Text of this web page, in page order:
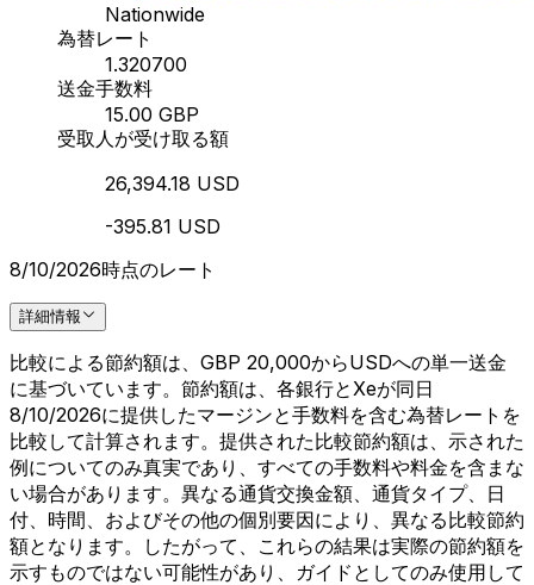
Nationwide
為替レート
1.320700
送金手数料
15.00 GBP
受取人が受け取る額
26,394.18 USD
-395.81 USD
8/10/2026時点のレート
詳細情報
比較による節約額は、GBP 20,000からUSDへの単一送金
に基づいています。節約額は、各銀行とXeが同日
8/10/2026に提供したマージンと手数料を含む為替レートを
比較して計算されます。提供された比較節約額は、示された
例についてのみ真実であり、すべての手数料や料金を含まな
い場合があります。異なる通貨交換金額、通貨タイプ、日
付、時間、およびその他の個別要因により、異なる比較節約
額となります。したがって、これらの結果は実際の節約額を
示すものではない可能性があり、ガイドとしてのみ使用して